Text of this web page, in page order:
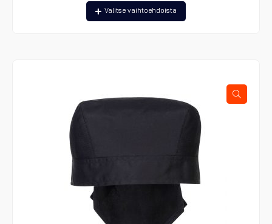
Valitse vaihtoehdoista
Tällä
tuotteella
tuotteen
sivulla.